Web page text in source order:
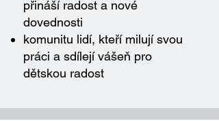
přináší radost a nové
dovednosti
komunitu lidí, kteří milují svou
práci a sdílejí vášeň pro
dětskou radost